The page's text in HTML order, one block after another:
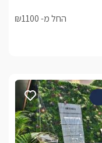
החל מ- ₪1100